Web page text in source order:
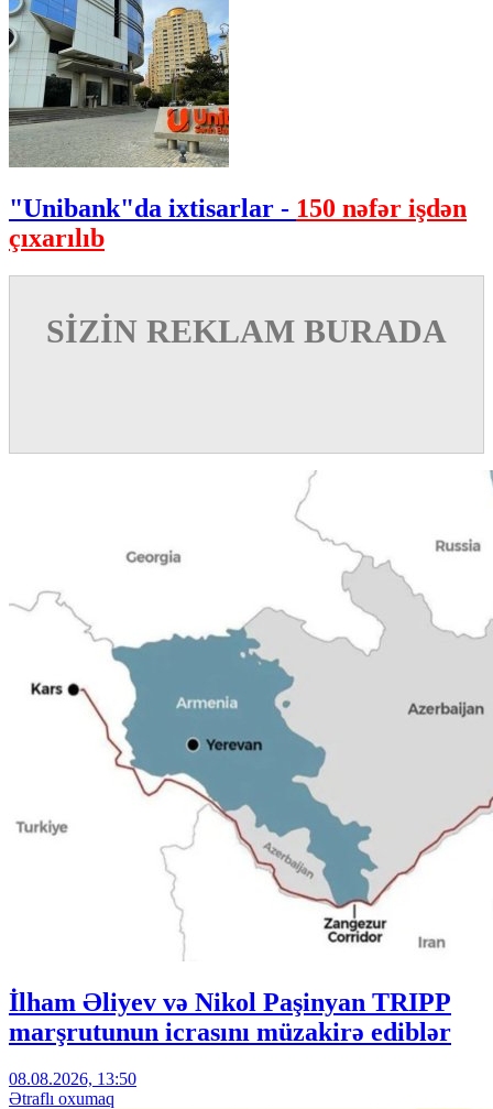
"Unibank"da ixtisarlar - 150 nəfər işdən
çıxarılıb
SİZİN REKLAM BURADA
İlham Əliyev və Nikol Paşinyan TRIPP
marşrutunun icrasını müzakirə ediblər
08.08.2026, 13:50
Ətraflı oxumaq